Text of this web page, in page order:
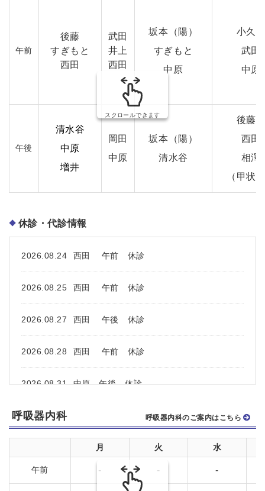
午前
後藤
すぎもと
西田
武田
井上
西田
坂本（陽）
すぎもと
中原
小久
武田
中原
午後
清水谷
中原
増井
岡田
中原
坂本（陽）
清水谷
後
西田
相澤
（甲状
スクロールできます
休診・代診情報
2026.08.24 西田 午前 休診
2026.08.25 西田 午前 休診
2026.08.27 西田 午後 休診
2026.08.28 西田 午前 休診
2026.08.31 中原 午後 休診
2026.09.01
中原 午前 休診
中原 午前 休診
呼吸器内科 呼吸器内科のご案内はこちら
月 火 水
午前 - - -